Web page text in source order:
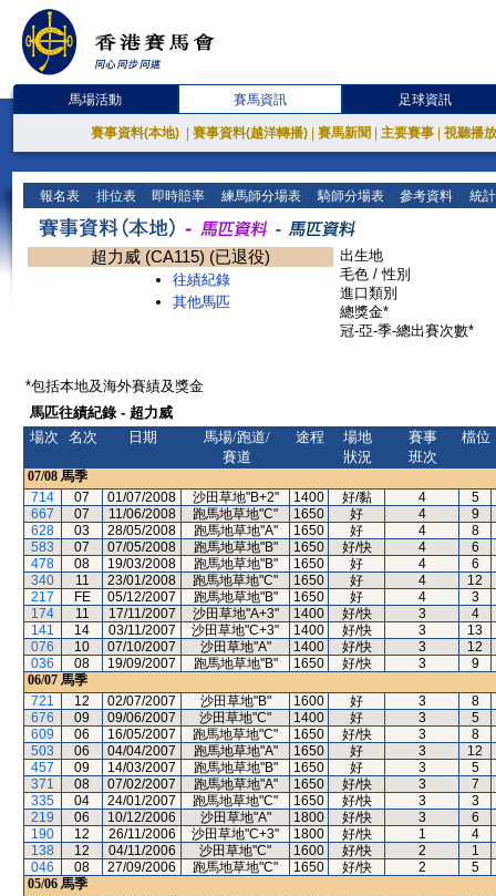
馬場活動 賽馬資訊 足球資訊
賽事資料(本地) 賽事資料(越洋轉播) 賽馬新聞 主要賽事 視聽播
報名表 排位表 即時賠率 練馬師分場表 騎師分場表 參考資料 統
超力威 (CA115) (已退役)
往績紀錄
其他馬匹
出生地
毛色 / 性別
進口類別
總獎金*
冠-亞-季-總出賽次數*
*包括本地及海外賽績及獎金
馬匹往績紀錄 - 超力威
場次
名次 日期
馬場/跑道/
賽道
途程
場地
狀況
賽事
班次
檔位
07/08 馬季
714
07 01/07/2008 沙田草地"B+2" 1400 好/黏 4
5
667
07 11/06/2008 跑馬地草地"C" 1650 好 4
9
628
03 28/05/2008 跑馬地草地"A" 1650 好 4
8
583
07 07/05/2008 跑馬地草地"B" 1650 好/快 4
6
478
08 19/03/2008 跑馬地草地"B" 1650 好 4
6
340
11 23/01/2008 跑馬地草地"C" 1650 好 4
12
217
FE 05/12/2007 跑馬地草地"B" 1650 好 4
3
174
11 17/11/2007 沙田草地"A+3" 1400 好/快 3
4
141
14 03/11/2007 沙田草地"C+3" 1400 好/快 3
13
076
10 07/10/2007 沙田草地"A" 1400 好/快 3
12
036
08 19/09/2007 跑馬地草地"B" 1650 好/快 3
9
06/07 馬季
721
12 02/07/2007 沙田草地"B" 1600 好 3
8
676
09 09/06/2007 沙田草地"C" 1400 好 3
5
609
06 16/05/2007 跑馬地草地"C" 1650 好/快 3
8
503
06 04/04/2007 跑馬地草地"A" 1650 好 3
12
457
09 14/03/2007 跑馬地草地"B" 1650 好 3
5
371
08 07/02/2007 跑馬地草地"A" 1650 好/快 3
7
335
04 24/01/2007 跑馬地草地"C" 1650 好/快 3
3
219
06 10/12/2006 沙田草地"A" 1800 好/快 3
6
190
12 26/11/2006 沙田草地"C+3" 1800 好/快 1
4
138
12 04/11/2006 沙田草地"C" 1600 好/快 2
1
046
08 27/09/2006 跑馬地草地"C" 1650 好/快 2
5
05/06 馬季